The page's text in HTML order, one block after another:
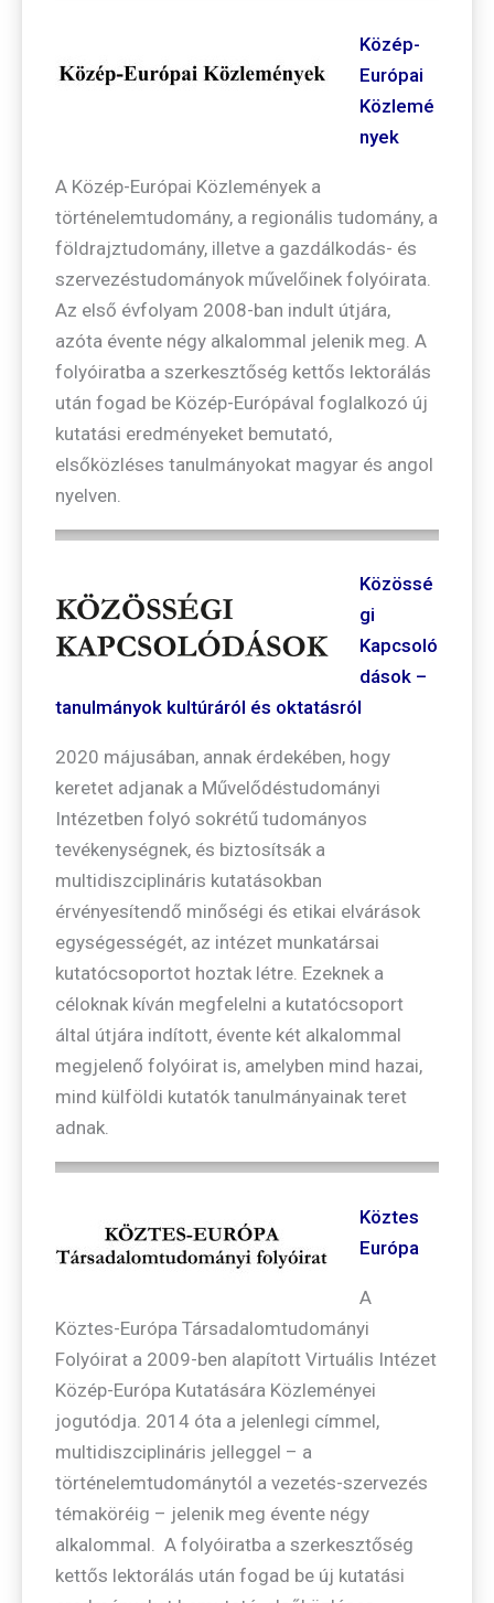
Közép-
Európai
Közlemé
nyek
A Közép-Európai Közlemények a
történelemtudomány, a regionális tudomány, a
földrajztudomány, illetve a gazdálkodás- és
szervezéstudományok művelőinek folyóirata.
Az első évfolyam 2008-ban indult útjára,
azóta évente négy alkalommal jelenik meg. A
folyóiratba a szerkesztőség kettős lektorálás
után fogad be Közép-Európával foglalkozó új
kutatási eredményeket bemutató,
elsőközléses tanulmányokat magyar és angol
nyelven.
Közössé
gi
Kapcsoló
dások –
tanulmányok kultúráról és oktatásról
2020 májusában, annak érdekében, hogy
keretet adjanak a Művelődéstudományi
Intézetben folyó sokrétű tudományos
tevékenységnek, és biztosítsák a
multidiszciplináris kutatásokban
érvényesítendő minőségi és etikai elvárások
egységességét, az intézet munkatársai
kutatócsoportot hoztak létre. Ezeknek a
céloknak kíván megfelelni a kutatócsoport
által útjára indított, évente két alkalommal
megjelenő folyóirat is, amelyben mind hazai,
mind külföldi kutatók tanulmányainak teret
adnak.
Köztes
Európa
A
Köztes-Európa Társadalomtudományi
Folyóirat a 2009-ben alapított Virtuális Intézet
Közép-Európa Kutatására Közleményei
jogutódja. 2014 óta a jelenlegi címmel,
multidiszciplináris jelleggel – a
történelemtudománytól a vezetés-szervezés
témaköréig – jelenik meg évente négy
alkalommal. A folyóiratba a szerkesztőség
kettős lektorálás után fogad be új kutatási